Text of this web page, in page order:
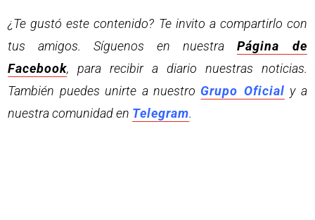
¿Te gustó este contenido? Te invito a compartirlo con
tus amigos. Síguenos en nuestra Página de
Facebook, para recibir a diario nuestras noticias.
También puedes unirte a nuestro Grupo Oficial y a
nuestra comunidad en Telegram.